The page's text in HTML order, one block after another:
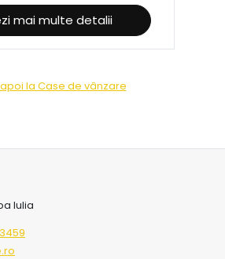
mai multe detalii
la Case de vânzare
Iulia